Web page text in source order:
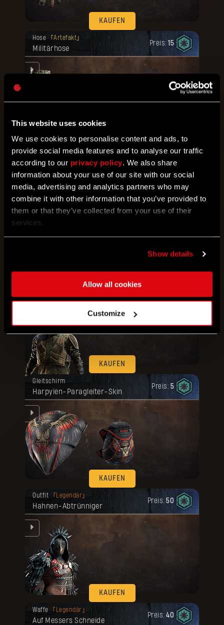
This website uses cookies
We use cookies to personalise content and ads, to
provide social media features and to analyse our traffic
according to our privacy policy. We also share
information about your use of our site with our social
media, advertising and analytics partners who may
combine it with other information that you’ve provided to
them or that they’ve collected from your use of their
services.
Show details
Allow all cookies
Customize
KAUFEN
Hose Artefakt
Militärhose
Preis: 15
KAUFEN
Deine Belohnung ist freigeschaltet
worden.
Schuhe Artefakt
Militärstiefel
Deine Belohnung ist freigeschaltet
worden.
Preis:
KAUFEN
worden.
Gleitschirm
Harpyien-Paragleiter-Skin
Preis: 5
KAUFEN
Deine Belohnung ist freigeschaltet
worden.
Outfit Legendär
Hahnen-Abtrünniger
Preis: 50
KAUFEN
Deine Belohnung ist freigeschaltet
worden.
Waffe Legendär
Auf Messers Schneide
Preis: 40
Deine Belohnung ist freigeschaltet
worden.